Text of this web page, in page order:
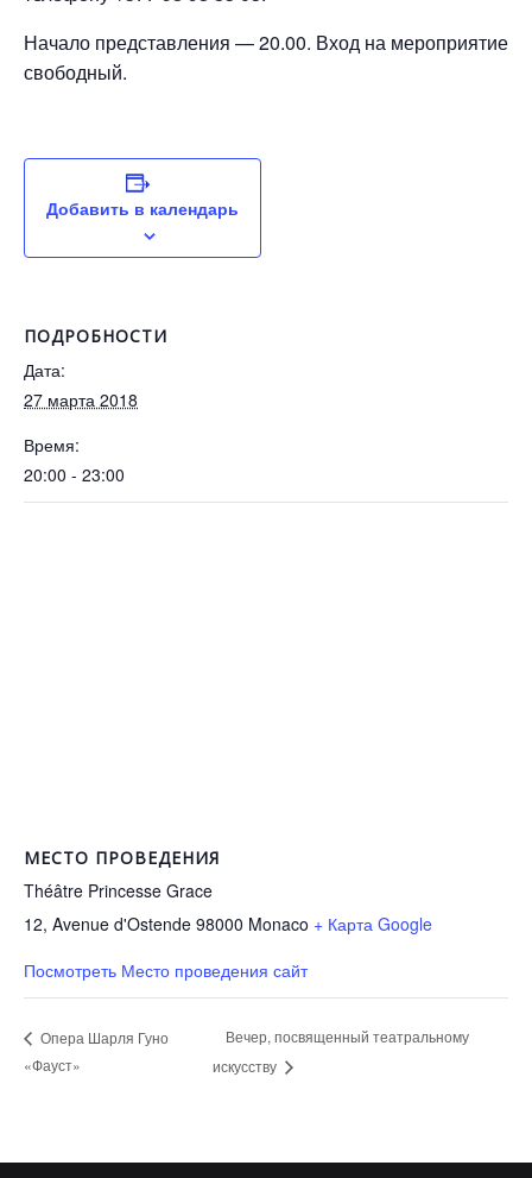
Начало представления — 20.00. Вход на мероприятие
свободный.
Добавить в календарь
ПОДРОБНОСТИ
Дата:
27 марта 2018
Время:
20:00 - 23:00
МЕСТО ПРОВЕДЕНИЯ
Théâtre Princesse Grace
12, Avenue d'Ostende 98000 Monaco + Карта Google
Посмотреть Место проведения сайт
Опера Шарля Гуно
«Фауст»
Вечер, посвященный театральному
искусству